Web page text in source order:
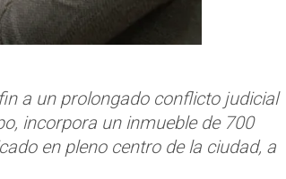
a un prolongado conflicto judicial
incorpora un inmueble de 700
en pleno centro de la ciudad, a